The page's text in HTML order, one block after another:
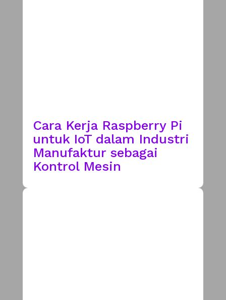
Cara Kerja Raspberry Pi
untuk IoT dalam Industri
Manufaktur sebagai
Kontrol Mesin